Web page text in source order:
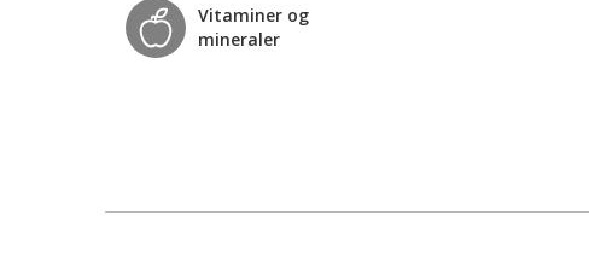
Vitaminer og
mineraler